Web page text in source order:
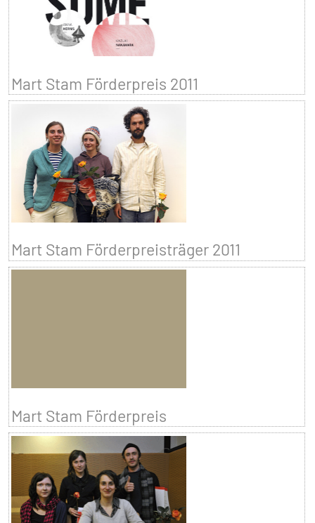
Mart Stam Förderpreis 2011
Mart Stam Förderpreisträger 2011
Mart Stam Förderpreis